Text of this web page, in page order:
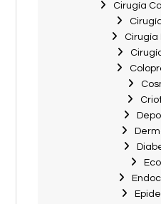
Cirugía
Cirugía